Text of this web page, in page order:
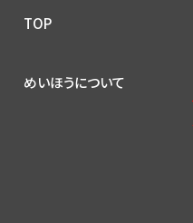
TOP
めいほうについて